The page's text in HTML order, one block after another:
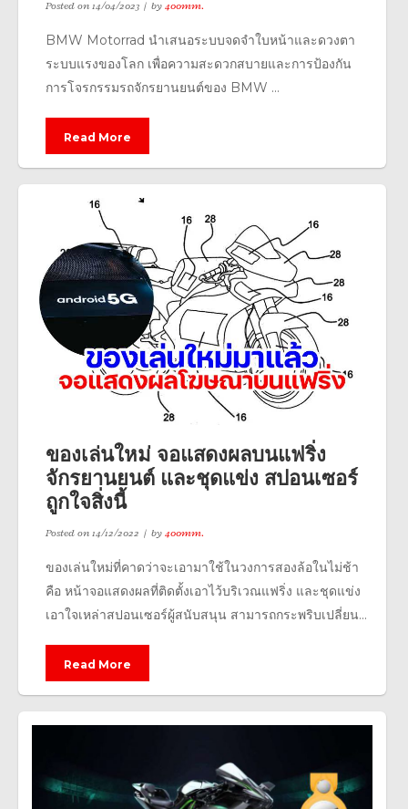
Posted on14/04/2023 by400mm.
BMW Motorrad นำเสนอระบบจดจำใบหน้าและดวงตา
ระบบแรงของโลก เพื่อความสะดวกสบายและการป้องกัน
การโจรกรรมรถจักรยานยนต์ของ BMW ...
Read More
ของเล่นใหม่ จอแสดงผลบนแฟริ่ง
จักรยานยนต์ และชุดแข่ง สปอนเซอร์
ถูกใจสิ่งนี้
Posted on14/12/2022 by400mm.
ของเล่นใหม่ที่คาดว่าจะเอามาใช้ในวงการสองล้อในไม่ช้า
คือ หน้าจอแสดงผลที่ติดตั้งเอาไว้บริเวณแฟริ่ง และชุดแข่ง
เอาใจเหล่าสปอนเซอร์ผู้สนับสนุน สามารถกระพริบเปลี่ยน...
Read More